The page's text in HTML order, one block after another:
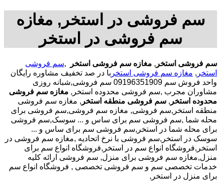
سم فروشی در استخر, مغازه
سم فروشی در استخر
سم فروشی استخر , مغازه سم فروشی استخر ,سم فروشی
استخر , مغازه سم فروشی استخر با در صد تخفیف مشاوره رایگان
واحد فروش سم 09196351909 سم فروشی,شبانه روزی
مشاوران مجرب ,سم فروشی محدوده استخر, مغازه سم فروشی
محدوده استخر , سم فروشی منطقه استخر , مغازه سم فروشی
منطقه استخر,سم فروشی, مغازه سم فروشی,سم فروشی برای
محله شما ,سم فروشی سم برای ساس و ... سوسک,سم فروشی
برای محله شما در استخر,سم فروشی سم برای ساس و ...
سوسک در استخر,سم فروشی با نرخ اتحادیه ,مغازه سم فروشی در
استخر,فروشگاه انواع سم در استخر,فروشگاه انواع سم برای
منزل,مغازه سم فروشی برای منزل, سم فروشی ارائه کلیه
خدمات تخصصی سم و سم فروشی تخصصی , فروشگاه انواع سم
برای منزل در استخر,